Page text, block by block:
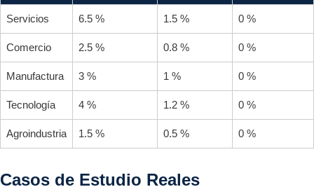
Servicios 6.5 % 1.5 % 0 %
Comercio 2.5 % 0.8 % 0 %
Manufactura 3 % 1 % 0 %
Tecnología 4 % 1.2 % 0 %
Agroindustria 1.5 % 0.5 % 0 %
Casos de Estudio Reales